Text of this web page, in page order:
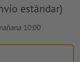
estándar)
10:00